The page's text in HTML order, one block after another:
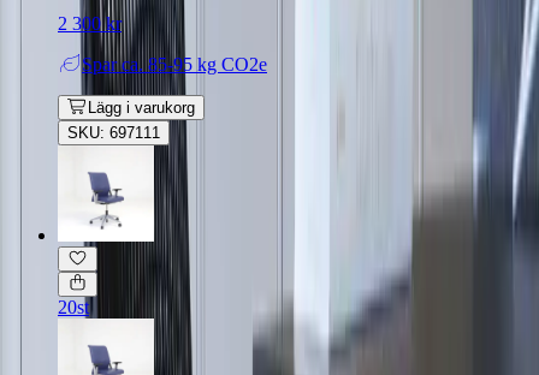
2 300 kr
Spar ca. 85-95 kg CO2e
Lägg i varukorg
SKU: 697111
20st